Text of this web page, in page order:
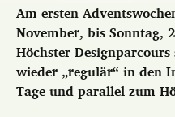
Am ersten
November, bis Sonntag,
Höchster
wieder „regulär“ in den
Tage und parallel zum